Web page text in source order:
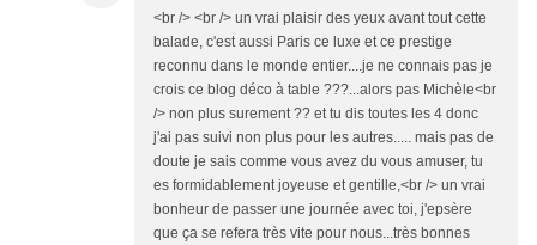
<br /> <br /> un vrai plaisir des yeux avant tout cette
balade, c'est aussi Paris ce luxe et ce prestige
reconnu dans le monde entier....je ne connais pas je
crois ce blog déco à table ???...alors pas Michèle<br
/> non plus surement ?? et tu dis toutes les 4 donc
j'ai pas suivi non plus pour les autres..... mais pas de
doute je sais comme vous avez du vous amuser, tu
es formidablement joyeuse et gentille,<br /> un vrai
bonheur de passer une journée avec toi, j'epsère
que ça se refera très vite pour nous...très bonnes